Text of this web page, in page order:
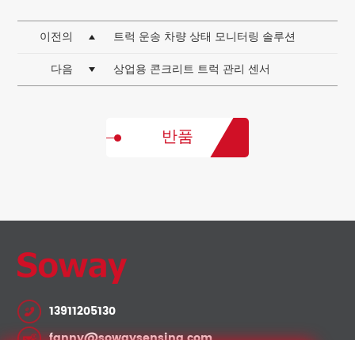
이전의
트럭 운송 차량 상태 모니터링 솔루션
다음
상업용 콘크리트 트럭 관리 센서
반품
13911205130